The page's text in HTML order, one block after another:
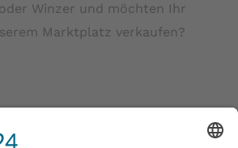
Winzer und möchten Ihr
Marktplatz verkaufen?